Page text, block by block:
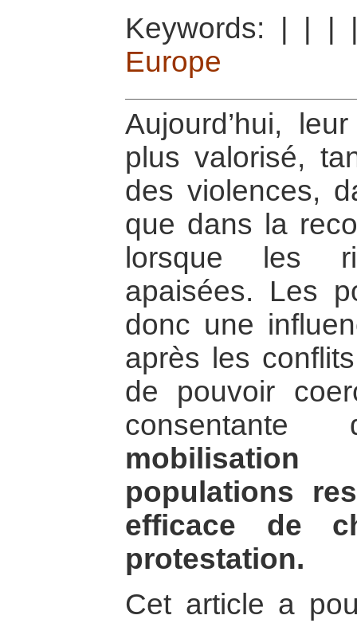
Keywords:
Europe
Aujourd’hui,
plus valorisé,
des violences,
que dans la
lorsque les
apaisées. Les
donc une
après les
de pouvoir
populations
efficace de
protestation.
Cet article a